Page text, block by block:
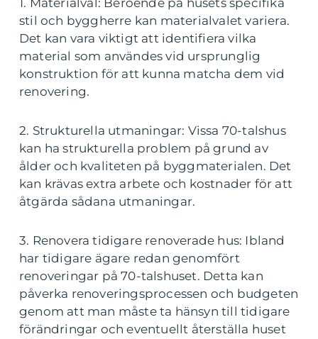
1. Materialval: Beroende på husets specifika
stil och byggherre kan materialvalet variera.
Det kan vara viktigt att identifiera vilka
material som användes vid ursprunglig
konstruktion för att kunna matcha dem vid
renovering.
2. Strukturella utmaningar: Vissa 70-talshus
kan ha strukturella problem på grund av
ålder och kvaliteten på byggmaterialen. Det
kan krävas extra arbete och kostnader för att
åtgärda sådana utmaningar.
3. Renovera tidigare renoverade hus: Ibland
har tidigare ägare redan genomfört
renoveringar på 70-talshuset. Detta kan
påverka renoveringsprocessen och budgeten
genom att man måste ta hänsyn till tidigare
förändringar och eventuellt återställa huset